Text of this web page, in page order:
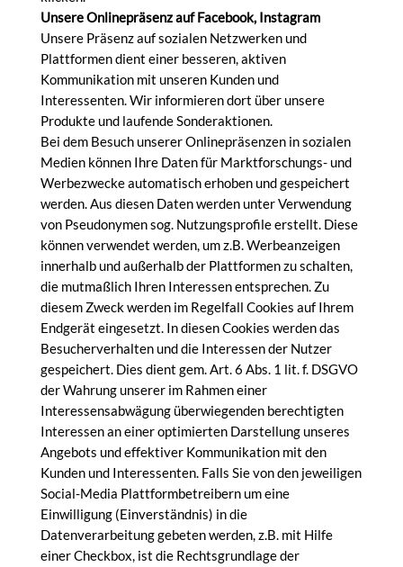
Unsere Onlinepräsenz auf Facebook, Instagram
Unsere Präsenz auf sozialen Netzwerken und
Plattformen dient einer besseren, aktiven
Kommunikation mit unseren Kunden und
Interessenten. Wir informieren dort über unsere
Produkte und laufende Sonderaktionen.
Bei dem Besuch unserer Onlinepräsenzen in sozialen
Medien können Ihre Daten für Marktforschungs- und
Werbezwecke automatisch erhoben und gespeichert
werden. Aus diesen Daten werden unter Verwendung
von Pseudonymen sog. Nutzungsprofile erstellt. Diese
können verwendet werden, um z.B. Werbeanzeigen
innerhalb und außerhalb der Plattformen zu schalten,
die mutmaßlich Ihren Interessen entsprechen. Zu
diesem Zweck werden im Regelfall Cookies auf Ihrem
Endgerät eingesetzt. In diesen Cookies werden das
Besucherverhalten und die Interessen der Nutzer
gespeichert. Dies dient gem. Art. 6 Abs. 1 lit. f. DSGVO
der Wahrung unserer im Rahmen einer
Interessensabwägung überwiegenden berechtigten
Interessen an einer optimierten Darstellung unseres
Angebots und effektiver Kommunikation mit den
Kunden und Interessenten. Falls Sie von den jeweiligen
Social-Media Plattformbetreibern um eine
Einwilligung (Einverständnis) in die
Datenverarbeitung gebeten werden, z.B. mit Hilfe
einer Checkbox, ist die Rechtsgrundlage der